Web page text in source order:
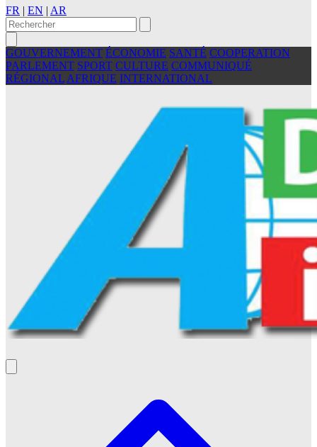
FR | EN | AR
GOUVERNEMENT ÉCONOMIE SANTÉ COOPERATION
PARLEMENT SPORT CULTURE COMMUNIQUÉ
RÉGIONAL AFRIQUE INTERNATIONAL